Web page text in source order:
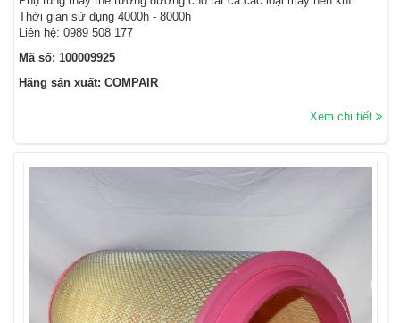
Thời gian sử dụng 4000h - 8000h
Liên hệ: 0989 508 177
Mã số: 100009925
Hãng sản xuất: COMPAIR
Xem chi tiết